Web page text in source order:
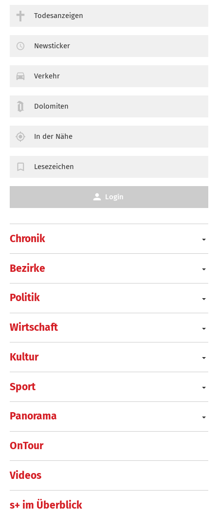
Chronik
Bezirke
Politik
Wirtschaft
Kultur
Sport
Panorama
OnTour
Videos
s+ im Überblick
Todesanzeigen
Newsticker
Verkehr
Dolomiten
In der Nähe
Lesezeichen
Login